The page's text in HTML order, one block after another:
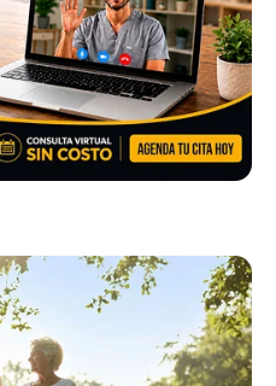
มกราคม 2566
นักเขียน